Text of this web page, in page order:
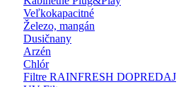
Veľkokapacitné
Železo, mangán
Dusičnany
Arzén
Chlór
Filtre RAINFRESH DOPREDAJ